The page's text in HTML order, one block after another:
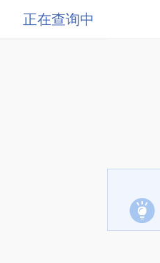
正在查询中